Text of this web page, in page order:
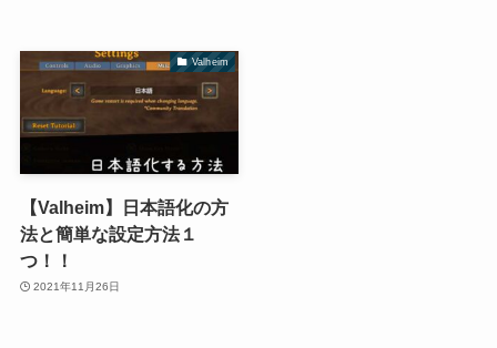
Valheim
【Valheim】日本語化の方
法と簡単な設定方法１
つ！！
2021年11月26日